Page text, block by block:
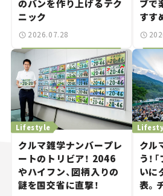
のバンを作り上げるテク
ニック
2026.07.28
ブで
すす
Lifestyle
クルマ雑学ナンバープレ
ートのトリビア！ 2046
やハイフン、図柄入りの
謎を国交省に直撃！
クル
う！
いに
表。